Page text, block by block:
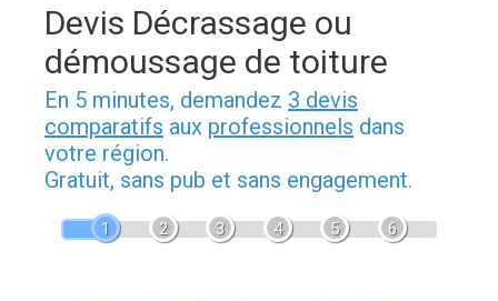
Devis Décrassage ou
démoussage de toiture
En 5 minutes, demandez 3 devis
comparatifs aux professionnels dans
votre région.
Gratuit, sans pub et sans engagement.
1 2 3 4 5 6